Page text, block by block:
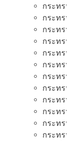
กระท
กระท
กระท
กระท
กระท
กระทร
กระท
กระท
กระท
กระทร
กระท
กระท